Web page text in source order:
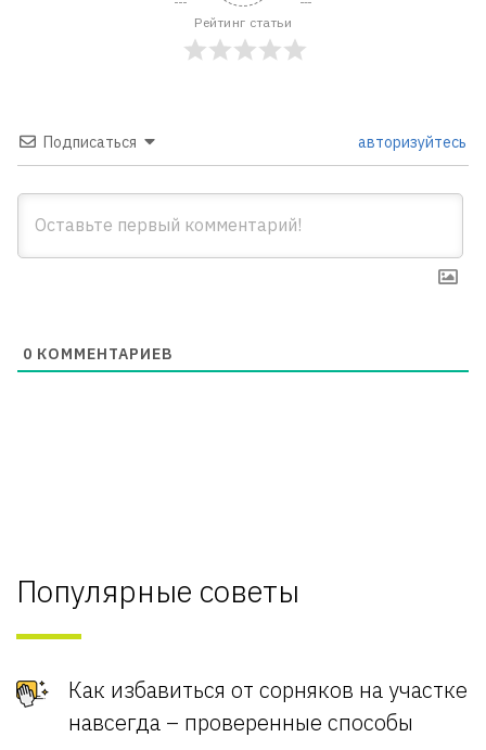
Рейтинг статьи
Подписаться авторизуйтесь
0 КОММЕНТАРИЕВ
Популярные советы
Как избавиться от сорняков на участке
навсегда – проверенные способы